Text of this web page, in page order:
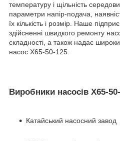
температуру і щільність
параметри напір-подача,
їх кількість і розмір. Наше
здійсненні швидкого ремонту
складності, а також надає
насос Х65-50-125.
Виробники насосів Х65-
Катайський насосний завод